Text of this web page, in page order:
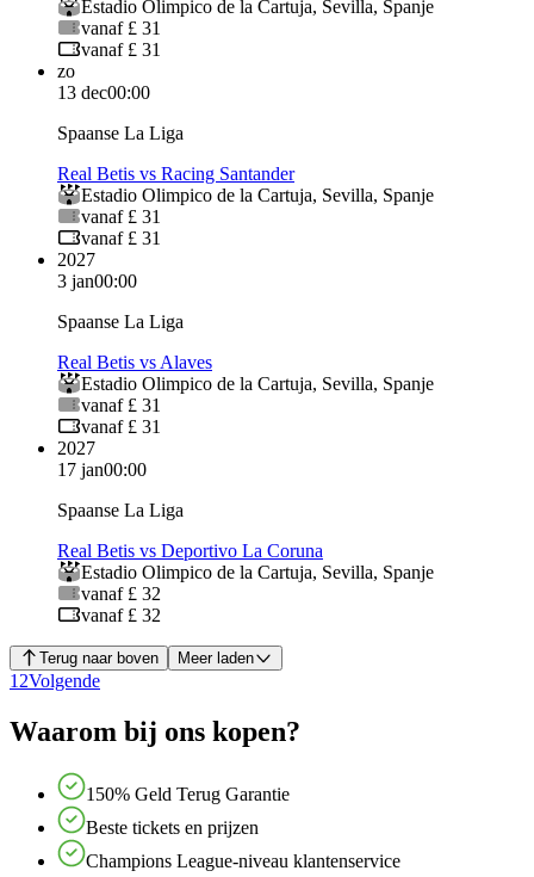
Estadio Olimpico de la Cartuja, Sevilla, Spanje
vanaf £ 31
vanaf £ 31
zo
13 dec00:00
Spaanse La Liga
Real Betis vs Racing Santander
Estadio Olimpico de la Cartuja, Sevilla, Spanje
vanaf £ 31
vanaf £ 31
2027
3 jan00:00
Spaanse La Liga
Real Betis vs Alaves
Estadio Olimpico de la Cartuja, Sevilla, Spanje
vanaf £ 31
vanaf £ 31
2027
17 jan00:00
Spaanse La Liga
Real Betis vs Deportivo La Coruna
Estadio Olimpico de la Cartuja, Sevilla, Spanje
vanaf £ 32
vanaf £ 32
Terug naar boven Meer laden
1 2Volgende
Waarom bij ons kopen?
150% Geld Terug Garantie
Beste tickets en prijzen
Champions League-niveau klantenservice